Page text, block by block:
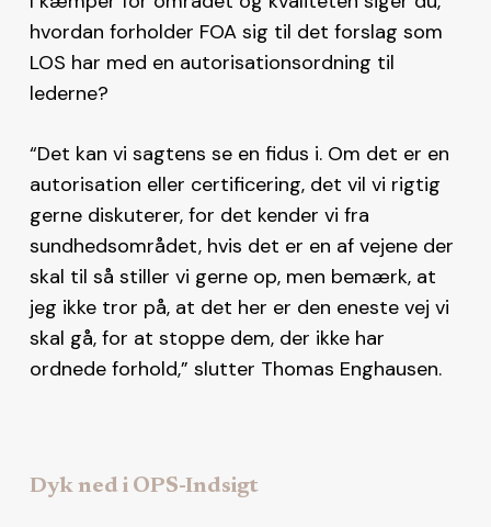
hvordan forholder FOA sig til det forslag som
LOS har med en autorisationsordning til
lederne?
“Det kan vi sagtens se en fidus i. Om det er en
autorisation eller certificering, det vil vi rigtig
gerne diskuterer, for det kender vi fra
sundhedsområdet, hvis det er en af vejene der
skal til så stiller vi gerne op, men bemærk, at
jeg ikke tror på, at det her er den eneste vej vi
skal gå, for at stoppe dem, der ikke har
ordnede forhold,” slutter Thomas Enghausen.
Dyk ned i OPS-Indsigt